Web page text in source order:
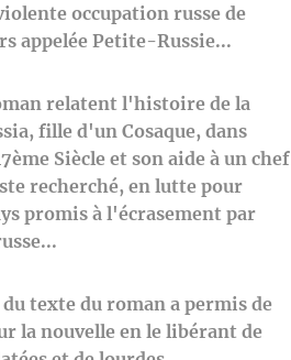
occupation russe de
appelée Petite-Russie...
relatent l'histoire de la
fille d'un Cosaque, dans
Siècle et son aide à un chef
recherché, en lutte pour
promis à l'écrasement par
texte du roman a permis de
la nouvelle en le libérant de